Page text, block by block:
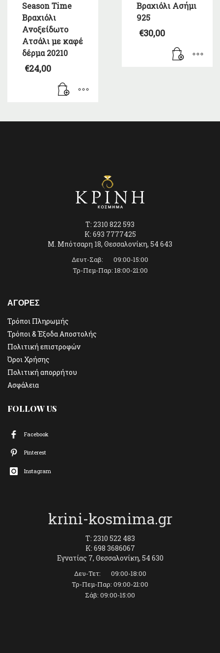
Season Time
Βραχιόλι
Ανοξείδωτο
Ατσάλι με καφέ
δέρμα 20210
€24,00
Βραχιόλι Ασήμι
925
€30,00
T: 2310 822 593
K: 693 7777425
Μ. Μπότσαρη 18, Θεσσαλονίκη, 54 643
Δευτ-Σαβ: 09:00-15:00
Τρ-Πεμ-Παρ: 18:00-21:00
ΑΓΟΡΕΣ
Τρόποι Πληρωμής
Τρόποι & Έξοδα Αποστολής
Πολιτική επιστροφών
Όροι Χρήσης
Πολιτική απορρήτου
Ασφάλεια
FOLLOW US
Facebook
Pinterest
Instagram
krini-kosmima.gr
T: 2310 522 483
K: 698 3686067
Εγνατίας 7, Θεσσαλονίκη, 54 630
Δευ-Τετ: 09:00-18:00
Τρ-Πεμ-Παρ: 09:00-21:00
Σάβ: 09:00-15:00